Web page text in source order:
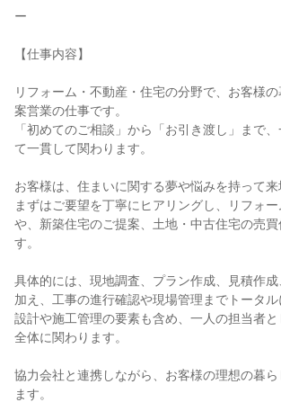
ー
【仕事内容】
リフォーム・不動産・住宅の分野で、お客様
案営業の仕事です。
「初めてのご相談」から「お引き渡し」まで
て一貫して関わります。
お客様は、住まいに関する夢や悩みを持って来
まずはご要望を丁寧にヒアリングし、リフォ
や、新築住宅のご提案、土地・中古住宅の売買
す。
具体的には、現地調査、プラン作成、見積作
加え、工事の進行確認や現場管理までトータル
設計や施工管理の要素も含め、一人の担当者と
全体に関わります。
協力会社と連携しながら、お客様の理想の暮ら
ます。